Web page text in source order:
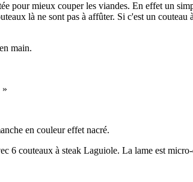
pour mieux couper les viandes. En effet un
là ne sont pas à affûter. Si c'est un
main.
»
en couleur effet nacré.
6 couteaux à steak Laguiole. La lame est